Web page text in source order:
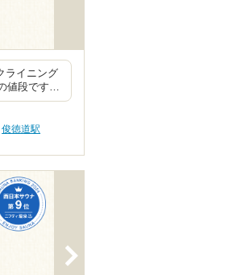
ライニング
値段です…
俊徳道駅